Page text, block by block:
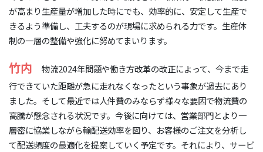
が高まり生産量が増加した時にでも、効率的に、安定して生産で
きるよう準備し、工夫するのが現場に求められる力です。生産体
制の一層の整備や強化に努めてまいります。
竹内
物流2024年問題や働き方改革の改正によって、今まで走
行できていた距離が急に走れなくなったという事象が過去にあり
ました。そして最近では人件費のみならず様々な要因で物流費の
高騰が懸念される状況です。今後に向けては、営業部門とより一
層密に協業しながら輸配送効率を図り、お客様のご注文を分析し
て配送頻度の最適化を提案していく予定です。それにより、サービ